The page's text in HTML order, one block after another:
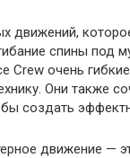
движений,
спины под
Crew очень
Они также
создать
движение —